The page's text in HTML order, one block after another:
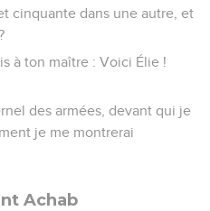
cinquante dans une autre, et
à ton maître : Voici Élie !
des armées, devant qui je
je me montrerai
Achab